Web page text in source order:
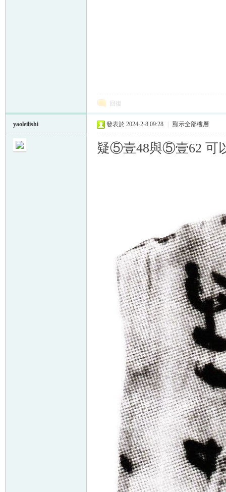
回復
yaoleilishi 發表於 2024-2-8 09:28 顯示全部樓層
疑⑤壹48與⑤壹62 可